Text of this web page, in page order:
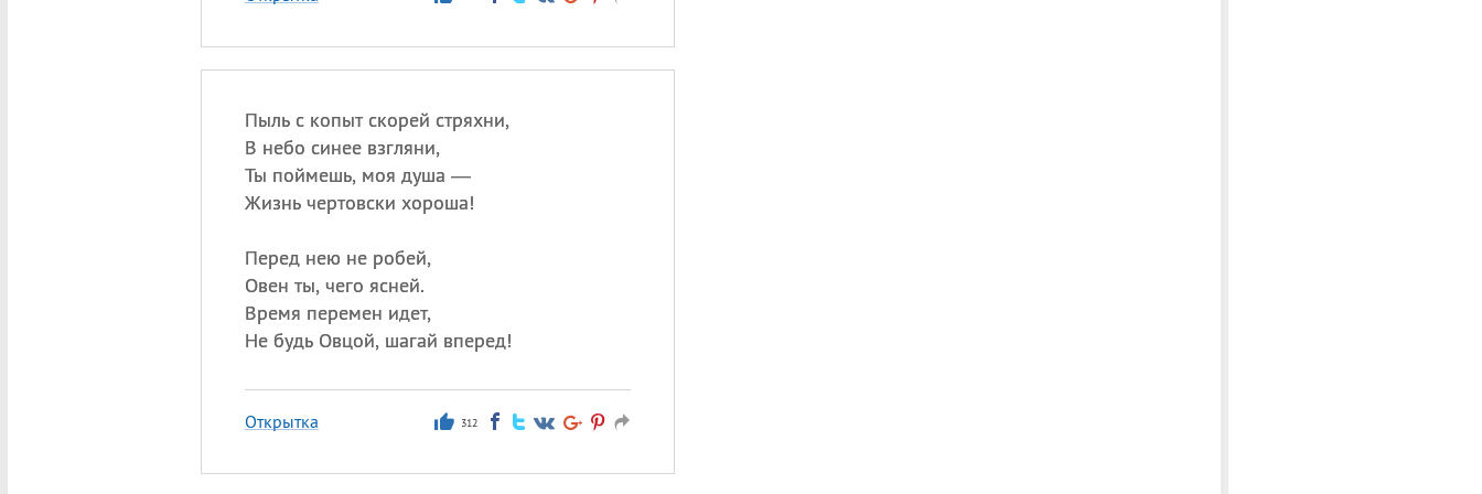
Пыль с копыт скорей стряхни,
В небо синее взгляни,
Ты поймешь, моя душа —
Жизнь чертовски хороша!
Перед нею не робей,
Овен ты, чего ясней.
Время перемен идет,
Не будь Овцой, шагай вперед!
Открытка 312